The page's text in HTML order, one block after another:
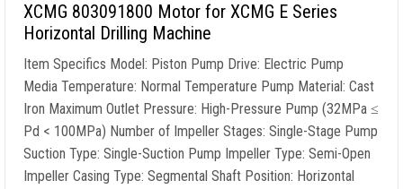
XCMG 803091800 Motor for XCMG E Series
Horizontal Drilling Machine
Item Specifics Model: Piston Pump Drive: Electric Pump
Media Temperature: Normal Temperature Pump Material: Cast
Iron Maximum Outlet Pressure: High-Pressure Pump (32MPa ≤
Pd < 100MPa) Number of Impeller Stages: Single-Stage Pump
Suction Type: Single-Suction Pump Impeller Type: Semi-Open
Impeller Casing Type: Segmental Shaft Position: Horizontal